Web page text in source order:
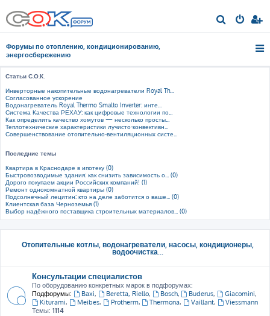
о
Форумы по отоплению, кондиционированию,
энергосбережению
Статьи С.О.К.
Инверторные накопительные водонагреватели Royal Th...
Согласованное ускорение
Водонагреватель Royal Thermo Smalto Inverter: инте...
Система Качества РЕХАУ: как цифровые технологии по...
Как определить качество хомутов — несколько просты...
Теплотехнические характеристики лучисто-конвективн...
Совершенствование отопительно-вентиляционных систе...
Последние темы
Квартира в Краснодаре в ипотеку (0)
Быстровозводимые здания: как снизить зависимость о... (0)
Дорого покупаем акции Российских компаний! (1)
Ремонт однокомнатной квартиры (0)
Подсолнечный лецитин: кто на деле заботится о ваше... (0)
Клиентская база Черноземья (1)
Выбор надёжного поставщика строительных материалов... (0)
Отопительные котлы, водонагреватели, насосы, кондиционеры,
водоочистка...
Консультации специалистов
По оборудованию конкретных марок в подфорумах:
Подфорумы:
Baxi, Beretta, Riello, Bosch, Buderus, Giacomini,
Kiturami, Meibes, Protherm, Thermona, Vaillant,
Viessmann
Темы: 1114